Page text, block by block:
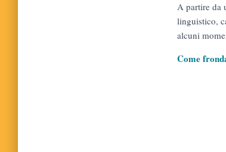
A partire da
linguistico,
alcuni
Come